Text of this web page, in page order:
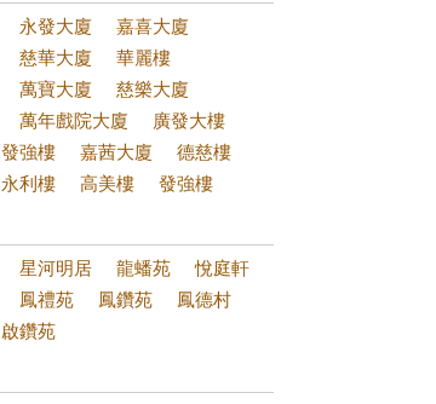
永發大廈
嘉喜大廈
慈華大廈
華麗樓
萬寶大廈
慈樂大廈
萬年戲院大廈
廣發大樓
發強樓 嘉茜大廈
德慈樓
永利樓 高美樓 發強樓
星河明居 龍蟠苑
悅庭軒
鳳禮苑 鳳鑽苑
鳳德村
啟鑽苑